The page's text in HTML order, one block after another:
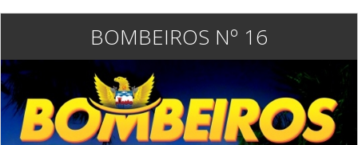
BOMBEIROS Nº 16